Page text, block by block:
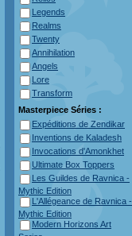
Legends
Realms
Twenty
Annihilation
Angels
Lore
Transform
Masterpiece Séries :
Expéditions de Zendikar
Inventions de Kaladesh
Invocations d'Amonkhet
Ultimate Box Toppers
Les Guildes de Ravnica -
Mythic Edition
L'Allégeance de Ravnica -
Mythic Edition
Modern Horizons Art